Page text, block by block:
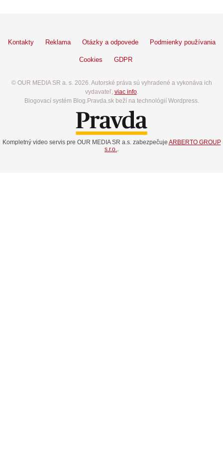
Kontakty Reklama Otázky a odpovede Podmienky používania
Cookies GDPR
© OUR MEDIA SR a. s. 2026. Autorské práva sú vyhradené a vykonáva ich
vydavateľ, viac info.
Blogovací systém Blog.Pravda.sk beží na technológií Wordpress.
Kompletný video servis pre OUR MEDIA SR a.s. zabezpečuje ARBERTO GROUP
s.r.o.